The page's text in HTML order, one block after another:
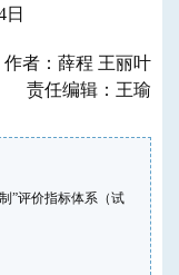
日
作者：薛程 王丽叶
责任编辑：王瑜
”评价指标体系（试